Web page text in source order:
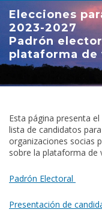
Elecciones
2023-2027
Padrón
plataforma de
Esta página presenta
lista de candidatos
organizaciones socias
sobre la plataforma de
Padrón Electoral
Presentación de